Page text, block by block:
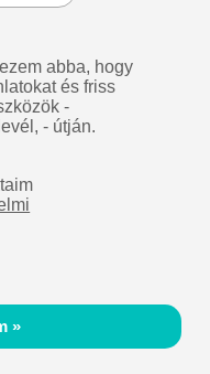
abba, hogy
és friss
-
- útján.
»